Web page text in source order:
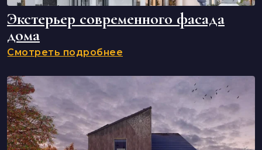
Экстерьер современного фасада
дома
Смотреть подробнее